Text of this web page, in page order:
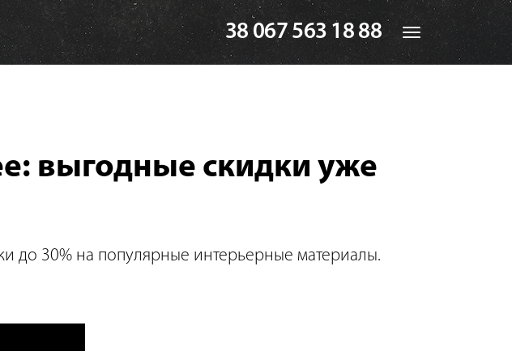
Toggle
navigation
38 067 563 18 88
выгодные скидки уже
до 30% на популярные интерьерные материалы.